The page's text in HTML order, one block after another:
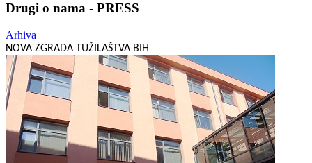
Drugi o nama - PRESS
Arhiva
NOVA ZGRADA TUŽILAŠTVA BIH